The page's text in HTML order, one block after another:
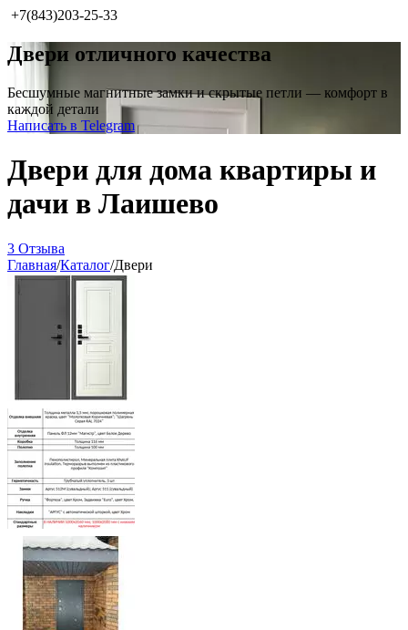
+7(843)203-25-33
Двери отличного качества
Бесшумные магнитные замки и скрытые петли — комфорт в
каждой детали
Написать в Telegram
Двери для дома квартиры и
дачи в Лаишево
3 Отзыва
Главная/Каталог/Двери